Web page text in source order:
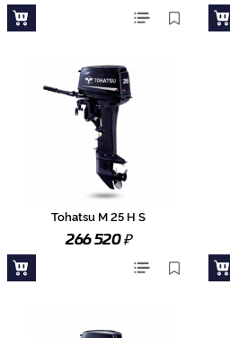
Tohatsu M 25 H S
266 520₽